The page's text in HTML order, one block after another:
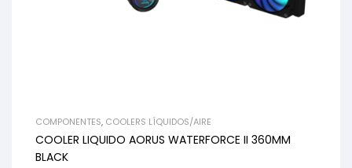
COMPONENTES, COOLERS LÍQUIDOS/AIRE
COOLER LIQUIDO AORUS WATERFORCE II 360MM
BLACK